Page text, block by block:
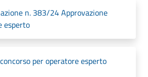
n. 383/24 Approvazione
esperto
per operatore esperto